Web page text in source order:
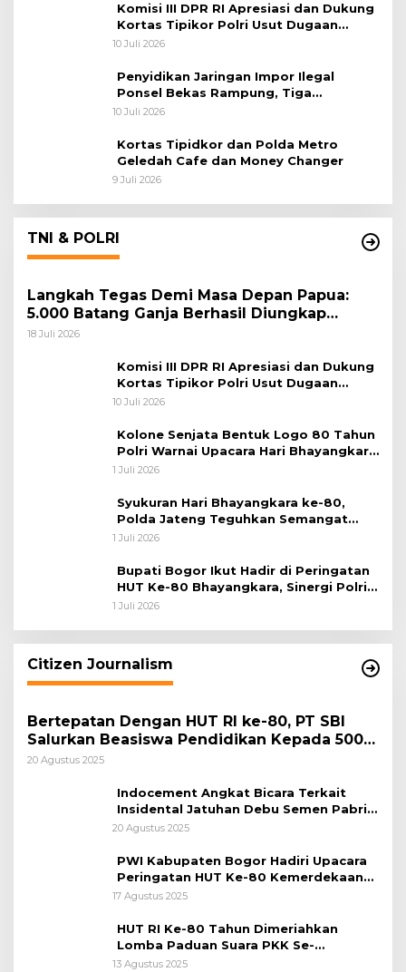
Komisi III DPR RI Apresiasi dan Dukung
Kortas Tipikor Polri Usut Dugaan
Korupsi Batu Bara
10 Juli 2026
Penyidikan Jaringan Impor Ilegal
Ponsel Bekas Rampung, Tiga
Tersangka Sudah P-21 dan Satu Buron
10 Juli 2026
Kortas Tipidkor dan Polda Metro
Geledah Cafe dan Money Changer
9 Juli 2026
TNI & POLRI
Langkah Tegas Demi Masa Depan Papua:
5.000 Batang Ganja Berhasil Diungkap
Koops TNI Habema
18 Juli 2026
Komisi III DPR RI Apresiasi dan Dukung
Kortas Tipikor Polri Usut Dugaan
Korupsi Batu Bara
10 Juli 2026
Kolone Senjata Bentuk Logo 80 Tahun
Polri Warnai Upacara Hari Bhayangkara
ke-80
1 Juli 2026
Syukuran Hari Bhayangkara ke-80,
Polda Jateng Teguhkan Semangat
Pengabdian dan Pererat Kebersamaan
1 Juli 2026
Bupati Bogor Ikut Hadir di Peringatan
HUT Ke-80 Bhayangkara, Sinergi Polri
dan Pemkab Bogor Jadi Kunci Menjaga
1 Juli 2026
Citizen Journalism
Bertepatan Dengan HUT RI ke-80, PT SBI
Salurkan Beasiswa Pendidikan Kepada 500
Pelajar
20 Agustus 2025
Indocement Angkat Bicara Terkait
Insidental Jatuhan Debu Semen Pabrik
Citeureup
20 Agustus 2025
PWI Kabupaten Bogor Hadiri Upacara
Peringatan HUT Ke-80 Kemerdekaan
RI, di Lapangan Tegar Beriman
17 Agustus 2025
HUT RI Ke-80 Tahun Dimeriahkan
Lomba Paduan Suara PKK Se-
Kabupaten Bogor
13 Agustus 2025